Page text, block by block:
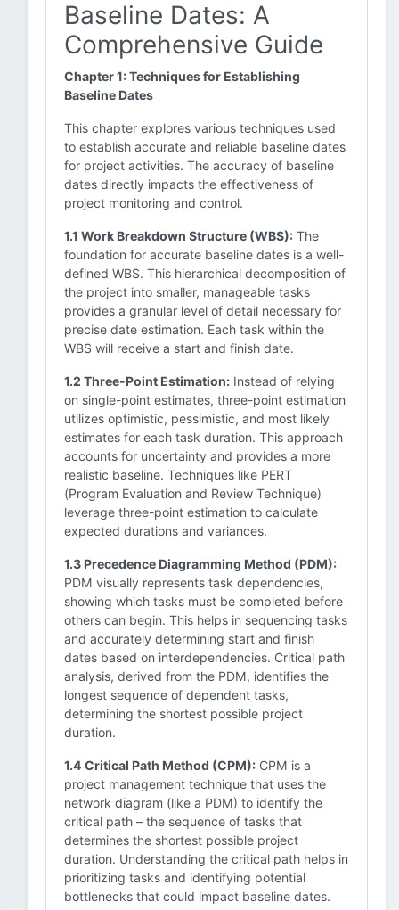
Baseline Dates: A
Comprehensive Guide
Chapter 1: Techniques for Establishing
Baseline Dates
This chapter explores various techniques used
to establish accurate and reliable baseline dates
for project activities. The accuracy of baseline
dates directly impacts the effectiveness of
project monitoring and control.
1.1 Work Breakdown Structure (WBS): The
foundation for accurate baseline dates is a well-
defined WBS. This hierarchical decomposition of
the project into smaller, manageable tasks
provides a granular level of detail necessary for
precise date estimation. Each task within the
WBS will receive a start and finish date.
1.2 Three-Point Estimation: Instead of relying
on single-point estimates, three-point estimation
utilizes optimistic, pessimistic, and most likely
estimates for each task duration. This approach
accounts for uncertainty and provides a more
realistic baseline. Techniques like PERT
(Program Evaluation and Review Technique)
leverage three-point estimation to calculate
expected durations and variances.
1.3 Precedence Diagramming Method (PDM):
PDM visually represents task dependencies,
showing which tasks must be completed before
others can begin. This helps in sequencing tasks
and accurately determining start and finish
dates based on interdependencies. Critical path
analysis, derived from the PDM, identifies the
longest sequence of dependent tasks,
determining the shortest possible project
duration.
1.4 Critical Path Method (CPM): CPM is a
project management technique that uses the
network diagram (like a PDM) to identify the
critical path – the sequence of tasks that
determines the shortest possible project
duration. Understanding the critical path helps in
prioritizing tasks and identifying potential
bottlenecks that could impact baseline dates.